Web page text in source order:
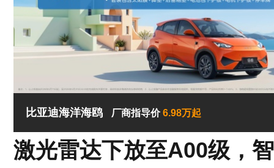
比亚迪海洋海鸥 厂商指导价6.98万起
激光雷达下放至A00级，